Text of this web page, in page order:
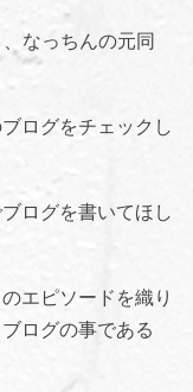
なっちんの元同
ログをチェックし
ログを書いてほし
エピソードを織り
ログの事である